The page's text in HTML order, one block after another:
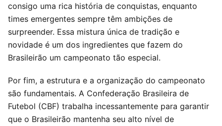
consigo uma rica história de conquistas, enquanto
times emergentes sempre têm ambições de
surpreender. Essa mistura única de tradição e
novidade é um dos ingredientes que fazem do
Brasileirão um campeonato tão especial.
Por fim, a estrutura e a organização do campeonato
são fundamentais. A Confederação Brasileira de
Futebol (CBF) trabalha incessantemente para garantir
que o Brasileirão mantenha seu alto nível de